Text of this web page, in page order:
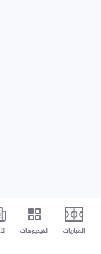
المباريات الفيديوهات